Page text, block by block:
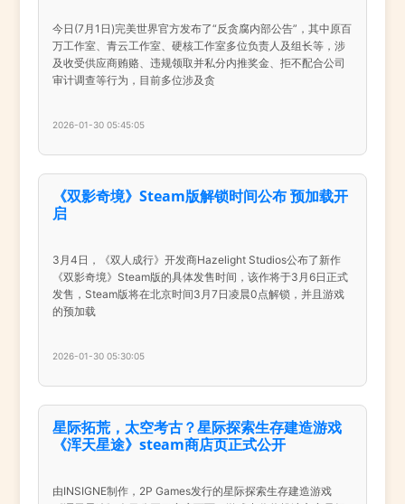
今日(7月1日)完美世界官方发布了“反贪腐内部公告”，其中原百
万工作室、青云工作室、硬核工作室多位负责人及组长等，涉
及收受供应商贿赂、违规领取并私分内推奖金、拒不配合公司
审计调查等行为，目前多位涉及贪
2026-01-30 05:45:05
《双影奇境》Steam版解锁时间公布 预加载开
启
3月4日，《双人成行》开发商Hazelight Studios公布了新作
《双影奇境》Steam版的具体发售时间，该作将于3月6日正式
发售，Steam版将在北京时间3月7日凌晨0点解锁，并且游戏
的预加载
2026-01-30 05:30:05
星际拓荒，太空考古？星际探索生存建造游戏
《浑天星途》steam商店页正式公开
由INSIGNE制作，2P Games发行的星际探索生存建造游戏